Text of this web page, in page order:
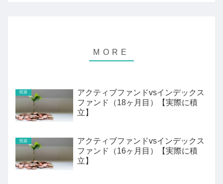
投資
アクティブファンドvsインデックス
ファンド（18ヶ月目）【実際に積
立】
投資
アクティブファンドvsインデックス
ファンド（16ヶ月目）【実際に積
立】